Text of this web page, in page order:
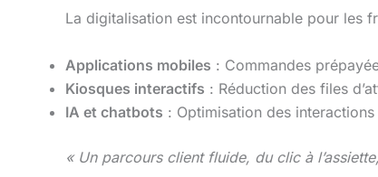
La digitalisation est incontournable pour les
Applications mobiles : Commandes
Kiosques interactifs : Réduction des files
IA et chatbots : Optimisation des
« Un parcours client fluide, du clic à